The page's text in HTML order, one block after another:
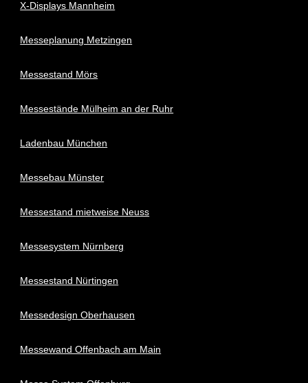
X-Displays Mannheim
Messeplanung Metzingen
Messestand Mörs
Messestände Mülheim an der Ruhr
Ladenbau München
Messebau Münster
Messestand mietweise Neuss
Messesystem Nürnberg
Messestand Nürtingen
Messedesign Oberhausen
Messewand Offenbach am Main